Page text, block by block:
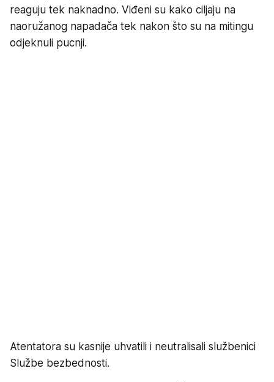
reaguju tek naknadno. Viđeni su kako ciljaju na
naoružanog napadača tek nakon što su na mitingu
odjeknuli pucnji.
Atentatora su kasnije uhvatili i neutralisali službenici
Službe bezbednosti.